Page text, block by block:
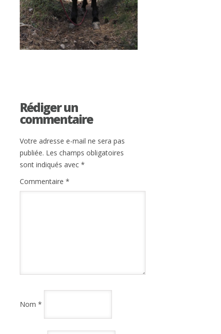
Rédiger un
commentaire
Votre adresse e-mail ne sera pas
publiée. Les champs obligatoires
sont indiqués avec *
Commentaire *
Nom *